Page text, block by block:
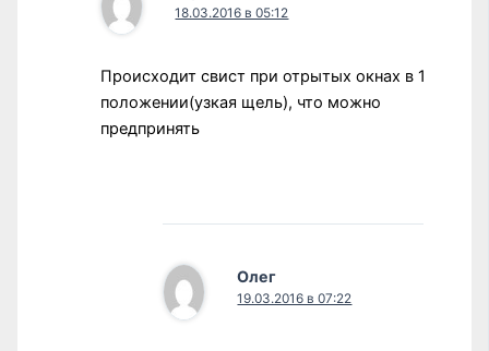
18.03.2016 в 05:12
Происходит свист при отрытых окнах в 1
положении(узкая щель), что можно
предпринять
Олег
19.03.2016 в 07:22